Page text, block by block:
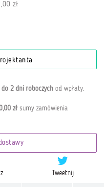
zł
do 2 dni roboczych od wpłaty.
zł sumy zamówienia
Tweetnij